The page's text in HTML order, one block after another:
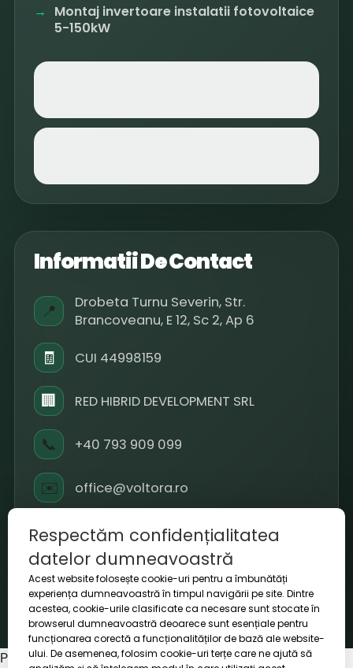
Montaj invertoare instalatii fotovoltaice
5-150kW
Informatii De Contact
📍
Drobeta Turnu Severin, Str.
Brancoveanu, E 12, Sc 2, Ap 6
🧾 CUI 44998159
🏢 RED HIBRID DEVELOPMENT SRL
📞 +40 793 909 099
✉️ office@voltora.ro
⏱ L-V 09-18 / S 10-14
© 2026 Voltora. Toate drepturile rezervate.
Politica de retur|Termeni și condiții|Politica de
Respectăm confidențialitatea
datelor dumneavoastră
Acest website folosește cookie-uri pentru a îmbunătăți
experiența dumneavoastră în timpul navigării pe site. Dintre
acestea, cookie-urile clasificate ca necesare sunt stocate în
browserul dumneavoastră deoarece sunt esențiale pentru
funcționarea corectă a funcționalităților de bază ale website-
ului. De asemenea, folosim cookie-uri terțe care ne ajută să